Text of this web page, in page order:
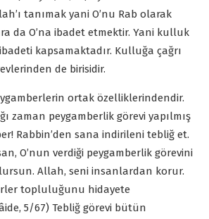
tanımak yani O’nu Rab olarak
da O’na ibadet etmektir. Yani kulluk
kapsamaktadır. Kulluğa çağrı
de birisidir.
ortak özelliklerindendir.
zaman peygamberlik görevi yapılmış
Rabbin’den sana indirileni tebliğ et.
O’nun verdiği peygamberlik görevini
Allah, seni insanlardan korur.
topluluğunu hidayete
5/67) Tebliğ görevi bütün